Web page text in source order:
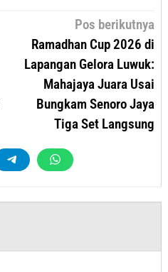
Pos berikutnya
Ramadhan Cup 2026 di
Lapangan Gelora Luwuk:
Mahajaya Juara Usai
Bungkam Senoro Jaya
Tiga Set Langsung